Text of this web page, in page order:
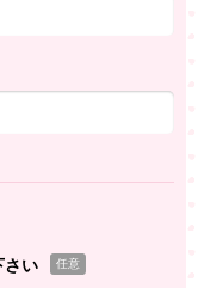
さい 任意